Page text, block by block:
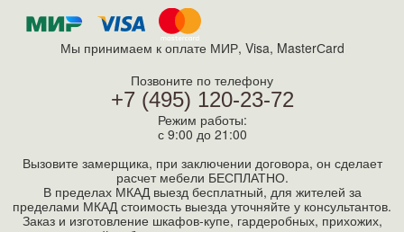
Мы принимаем к оплате МИР, Visa, MasterСard
Позвоните по телефону
+7 (495) 120-23-72
Режим работы:
с 9:00 до 21:00
Вызовите замерщика, при заключении договора, он сделает
расчет мебели БЕСПЛАТНО.
В пределах МКАД выезд бесплатный, для жителей за
пределами МКАД стоимость выезда уточняйте у консультантов.
Заказ и изготовление шкафов-купе, гардеробных, прихожих,